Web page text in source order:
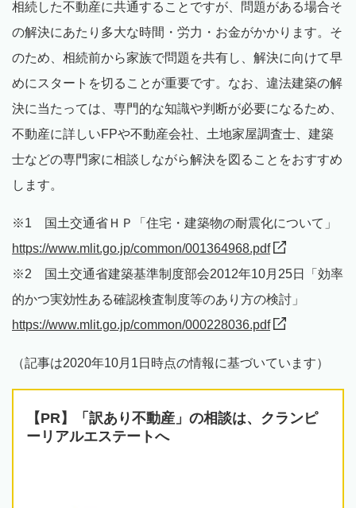
相続した不動産に共通することですが、問題がある場合そ
の解決にあたり多大な時間・労力・お金がかかります。そ
のため、相続前から家族で問題を共有し、解決に向けて早
めにスタートを切ることが重要です。なお、違法建築の解
決に当たっては、専門的な知識や判断が必要になるため、
不動産に詳しいFPや不動産会社、土地家屋調査士、建築
士などの専門家に相談しながら解決を図ることをおすすめ
します。
※1 国土交通省ＨＰ「住宅・建築物の耐震化について」
https://www.mlit.go.jp/common/001364968.pdf
※2 国土交通省建築基準制度部会2012年10月25日「効率
的かつ実効性ある確認検査制度等のあり方の検討」
https://www.mlit.go.jp/common/000228036.pdf
（記事は2020年10月1日時点の情報に基づいています）
【PR】「訳あり不動産」の相談は、クランピ
ーリアルエステートへ